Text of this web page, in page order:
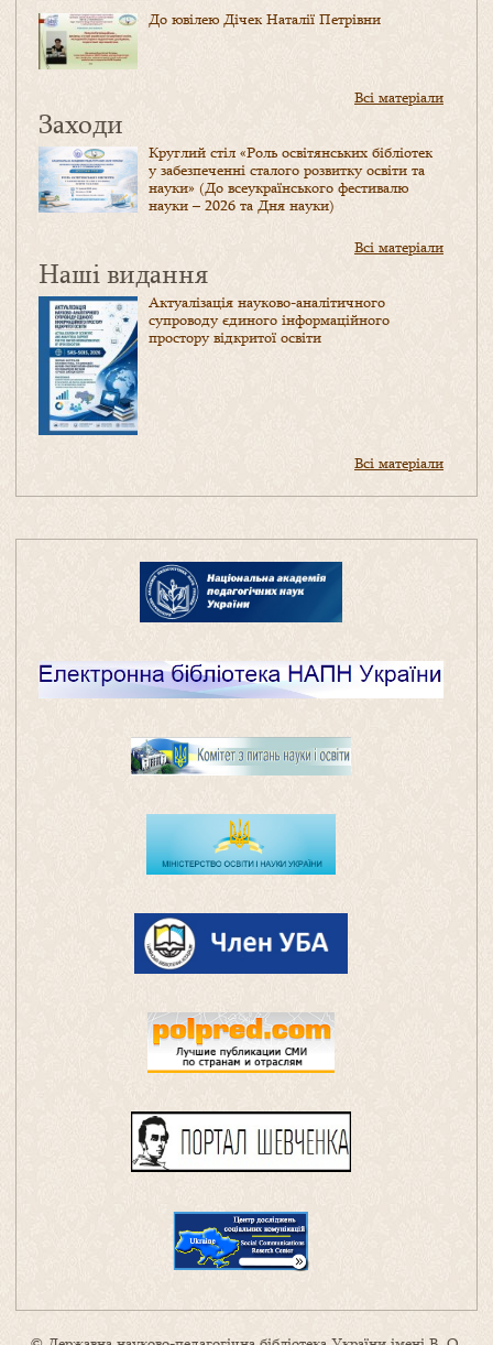
До ювілею Дічек Наталії Петрівни
Всі матеріали
Заходи
Круглий стіл «Роль освітянських бібліотек
у забезпеченні сталого розвитку освіти та
науки» (До всеукраїнського фестивалю
науки – 2026 та Дня науки)
Всі матеріали
Наші видання
Актуалізація науково-аналітичного
супроводу єдиного інформаційного
простору відкритої освіти
Всі матеріали